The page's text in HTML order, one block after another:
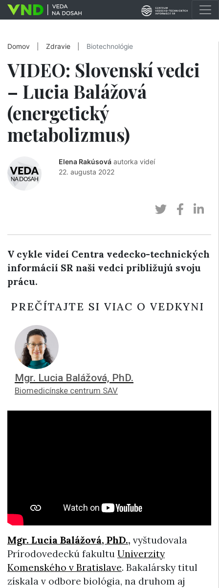
Domov Zdravie Biotechnológie
VIDEO: Slovenskí vedci
– Lucia Balážová
(energetický
metabolizmus)
Elena Rakúsová autorka videí
22. augusta 2022
V cykle videí Centra vedecko-technických
informácií SR naši vedci približujú svoju
prácu.
PREČÍTAJTE SI VIAC O VEDKYNI
Mgr. Lucia Balážová, PhD.
Biomedicínske centrum SAV
Mgr. Lucia Balážová, PhD., vyštudovala
Prírodovedeckú fakultu Univerzity
Komenského v Bratislave. Bakalársky titul
získala v odbore biológia, na druhom aj